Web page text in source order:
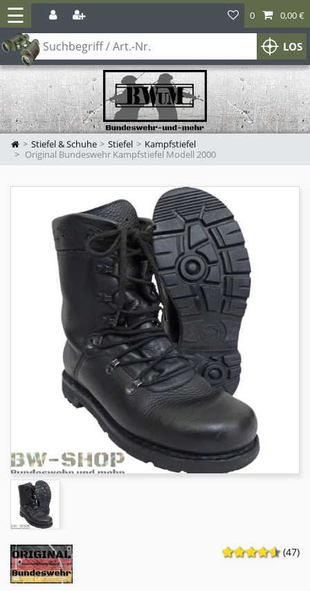
☰
LOS
0 0,00 €
Stiefel & Schuhe Stiefel
Kampfstiefel
Original Bundeswehr Kampfstiefel Modell 2000
(47)